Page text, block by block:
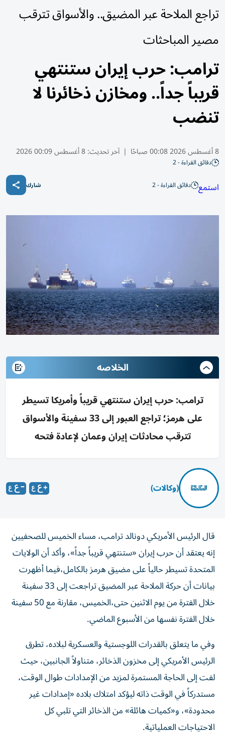
تراجع الملاحة عبر المضيق.. والأسواق تترقب
مصير المباحثات
ترامب: حرب إيران ستنتهي
قريباً جداً.. ومخازن ذخائرنا لا
تنضب
8 أغسطس 2026 00:08 صباحًا | آخر تحديث:8 أغسطس 00:09 2026
دقائق القراءة - 2
استمع دقائق القراءة - 2 شارك
الخلاصه
ترامب: حرب إيران ستنتهي قريباً وأمريكا تسيطر
على هرمز؛ تراجع العبور إلى 33 سفينة والأسواق
تترقب محادثات إيران وعمان لإعادة فتحه
(وكالات)
قال الرئيس الأمريكي ‌دونالد ترامب، مساء الخميس للصحفيين
إنه يعتقد ​أن حرب إيران «ستنتهي قريباً جداً»، وأكد أن الولايات
المتحدة تسيطر حالياً على مضيق هرمز بالكامل،فيما أظهرت
بيانات أن حركة الملاحة عبر المضيق تراجعت إلى 33 سفينة
خلال الفترة من يوم الاثنين حتى،الخميس، مقارنة مع 50 سفينة
خلال الفترة نفسها من الأسبوع الماضي.
وفي ما يتعلق بالقدرات اللوجستية والعسكرية لبلاده، تطرق
الرئيس الأمريكي إلى مخزون الذخائر، متناولاً الجانبين، حيث
لفت إلى الحاجة المستمرة لمزيد من الإمدادات طوال الوقت،
مستدركاً في الوقت ذاته ليؤكد امتلاك بلاده «إمدادات غير
محدودة»، و«كميات هائلة» من الذخائر التي تلبي كل
الاحتياجات العملياتية.